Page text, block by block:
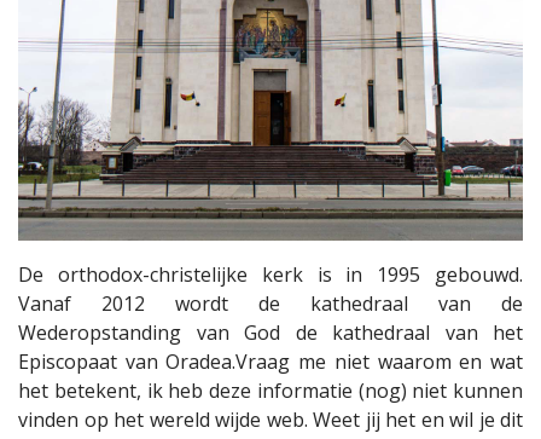
De orthodox-christelijke kerk is in 1995 gebouwd.
Vanaf 2012 wordt de kathedraal van de
Wederopstanding van God de kathedraal van het
Episcopaat van Oradea.Vraag me niet waarom en wat
het betekent, ik heb deze informatie (nog) niet kunnen
vinden op het wereld wijde web. Weet jij het en wil je dit